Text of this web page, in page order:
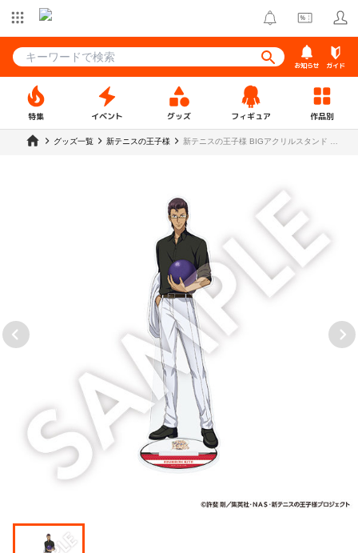
お知らせ ガイド
特集 イベント グッズ フィギュア 作品別
グッズ一覧 新テニスの王子様
新テニスの王子様 BIGアクリルスタンド 木